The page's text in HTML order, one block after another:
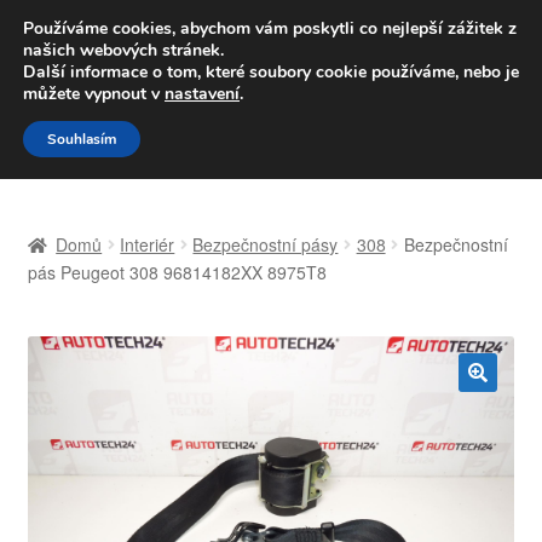
DOPRAVA od 139,-Kč
Volejte po-pá 9-16 704 494 494
Přeskočit
na
navigaci
Přejít
k
obsahu
Celosvětová doprava
Košík
Domů Interiér Bezpečnostní pásy 308
Bezpečnostní
pás Peugeot 308 96814182XX 8975T8
Používáme cookies, abychom vám poskytli co nejlepší zážitek z
našich webových stránek.
Další informace o tom, které soubory cookie používáme, nebo je
můžete vypnout v nastavení.
Souhlasím